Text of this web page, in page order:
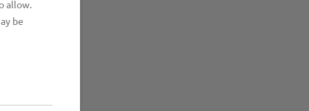
allow.
be